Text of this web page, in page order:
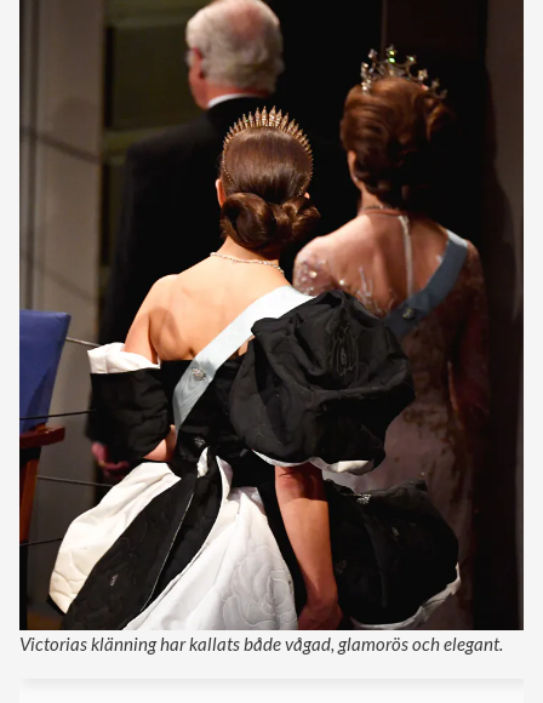
Victorias klänning har kallats både vågad, glamorös och elegant.